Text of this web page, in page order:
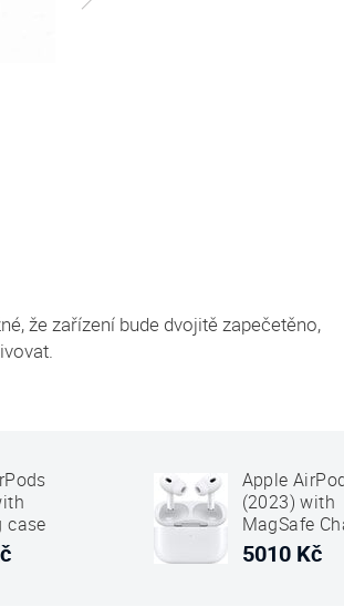
že zařízení bude dvojitě zapečetěno,
case
Apple
(2023) with
MagSafe
USB Type-C
5010 Kč